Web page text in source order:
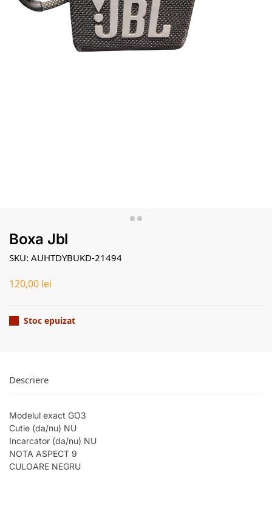
Boxa Jbl
SKU: AUHTDYBUKD-21494
120,00 lei
Stoc epuizat
Descriere
Modelul exact GO3
Cutie (da/nu) NU
Incarcator (da/nu) NU
NOTA ASPECT 9
CULOARE NEGRU